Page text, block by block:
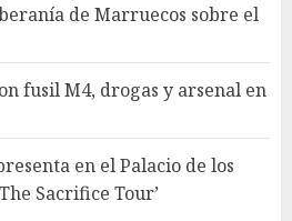
de Marruecos sobre el
fusil M4, drogas y arsenal en
en el Palacio de los
Sacrifice Tour’
Martinez se presenta
AGOSTO 9, 2026